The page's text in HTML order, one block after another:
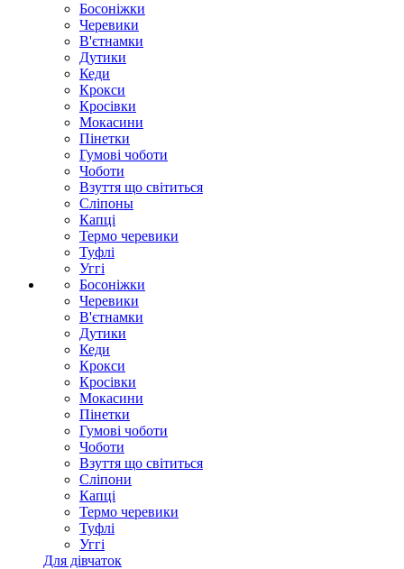
Босоніжки
Черевики
В'єтнамки
Дутики
Кеди
Крокси
Кросівки
Мокасини
Пінетки
Гумові чоботи
Чоботи
Взуття що світиться
Сліпоны
Капці
Термо черевики
Туфлі
Уггі
Босоніжки
Черевики
В'єтнамки
Дутики
Кеди
Крокси
Кросівки
Мокасини
Пінетки
Гумові чоботи
Чоботи
Взуття що світиться
Сліпони
Капці
Термо черевики
Туфлі
Уггі
Для дівчаток